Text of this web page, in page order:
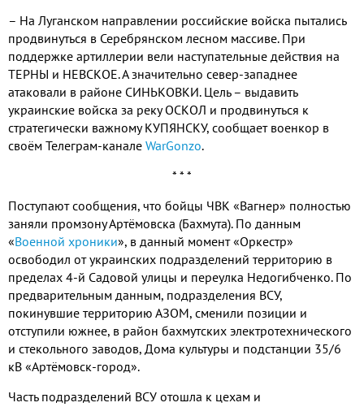
– На Луганском направлении российские войска пытались
продвинуться в Серебрянском лесном массиве. При
поддержке артиллерии вели наступательные действия на
ТЕРНЫ и НЕВСКОЕ. А значительно север-западнее
атаковали в районе СИНЬКОВКИ. Цель – выдавить
украинские войска за реку ОСКОЛ и продвинуться к
стратегически важному КУПЯНСКУ, сообщает военкор в
своём Телеграм-канале WarGonzo.
* * *
Поступают сообщения, что бойцы ЧВК «Вагнер» полностью
заняли промзону Артёмовска (Бахмута). По данным
«Военной хроники», в данный момент «Оркестр»
освободил от украинских подразделений территорию в
пределах 4-й Садовой улицы и переулка Недогибченко. По
предварительным данным, подразделения ВСУ,
покинувшие территорию АЗОМ, сменили позиции и
отступили южнее, в район бахмутских электротехнического
и стекольного заводов, Дома культуры и подстанции 35/6
кВ «Артёмовск-город».
Часть подразделений ВСУ отошла к цехам и